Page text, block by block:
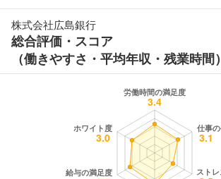
株式会社広島銀行
総合評価・スコア
（働きやすさ・平均年収・残業時間）